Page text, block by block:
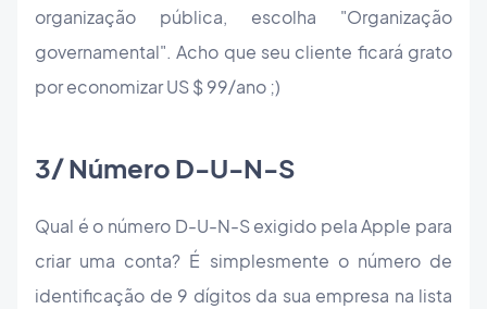
organização pública, escolha "Organização
governamental". Acho que seu cliente ficará grato
por economizar US $ 99/ano ;)
3/ Número D-U-N-S
Qual é o número D-U-N-S exigido pela Apple para
criar uma conta? É simplesmente o número de
identificação de 9 dígitos da sua empresa na lista